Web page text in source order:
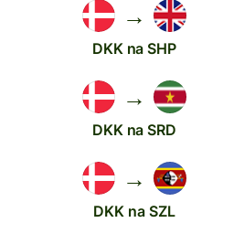
→
DKK na SHP
→
DKK na SRD
→
DKK na SZL